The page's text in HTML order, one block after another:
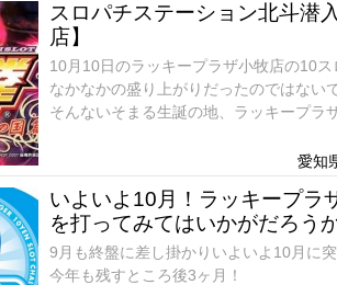
スロパチステーション北斗潜
店】
10月10日のラッキープラザ小牧店の10ス
なかなかの盛り上がりだったのではない
そんないそまる生誕の地、ラッキープラ
愛知
いよいよ10月！ラッキープラ
を打ってみてはいかがだろう
9月も終盤に差し掛かりいよいよ10月に突
今年も残すところ後3ヶ月！